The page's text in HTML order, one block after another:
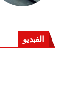
الفيديو